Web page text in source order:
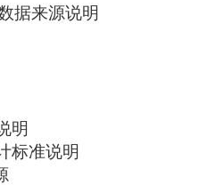
据来源说明
明
标准说明